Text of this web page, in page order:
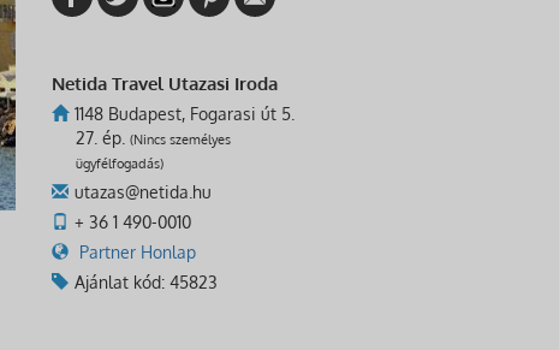
Netida Travel Utazasi Iroda
1148 Budapest, Fogarasi út 5.
27. ép. (Nincs személyes
ügyfélfogadás)
utazas@netida.hu
+ 36 1 490-0010
Partner Honlap
Ajánlat kód: 45823